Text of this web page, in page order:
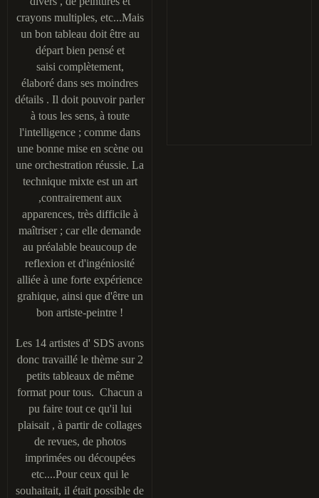
crayons multiples, etc...Mais
un bon tableau doit être au
départ bien pensé et
saisi complètement,
élaboré dans ses moindres
détails . Il doit pouvoir parler
à tous les sens, à toute
l'intelligence ; comme dans
une bonne mise en scène ou
une orchestration réussie. La
technique mixte est un art
,contrairement aux
apparences, très difficile à
maîtriser ; car elle demande
au préalable beaucoup de
reflexion et d'ingéniosité
alliée à une forte expérience
grahique, ainsi que d'être un
bon artiste-peintre !
Les 14 artistes d' SDS avons
donc travaillé le thème sur 2
petits tableaux de même
format pour tous. Chacun a
pu faire tout ce qu'il lui
plaisait , à partir de collages
de revues, de photos
imprimées ou découpées
etc....Pour ceux qui le
souhaitait, il était possible de